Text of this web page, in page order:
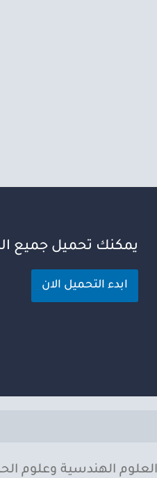
يمكنك تحميل جميع
ابدء التحميل الان
الهندسية وعلوم